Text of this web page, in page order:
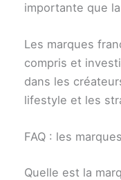
importante que
Les marques
compris et
dans les
lifestyle et les
FAQ : les
Quelle est la